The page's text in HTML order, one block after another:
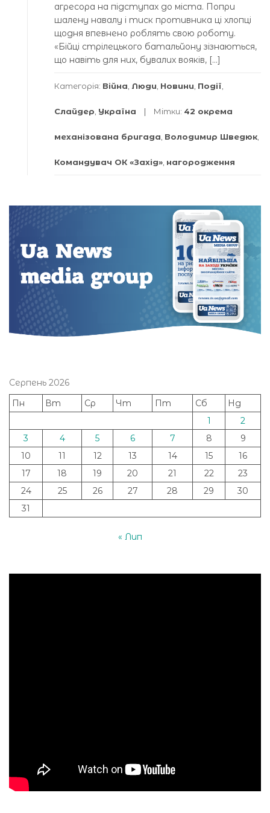
агресора на підступах до міста. Попри
шалену навалу і тиск противника ці хлопці
щодня впевнено роблять свою роботу.
«Бійці стрілецького батальйону зізнаються,
що навіть для них, бувалих вояків, […]
Категорія: Війна, Люди, Новини, Події,
Слайдер, Україна Мітки: 42 окрема
механізована бригада, Володимир Шведюк,
Командувач ОК «Захід», нагородження
Серпень 2026
Пн
Вт Ср Чт Пт Сб
Нд
1
2
3
4 5 6 7 8
9
10
11 12 13 14 15
16
17
18 19 20 21 22
23
24
25 26 27 28 29
30
31
« Лип